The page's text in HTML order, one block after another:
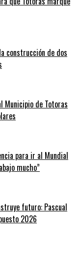
construcción de dos
Municipio de Totoras
para ir al Mundial
mucho”
futuro: Pascual
2026